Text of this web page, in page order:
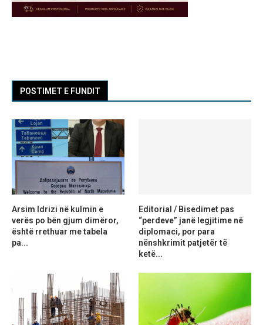
POSTIMET E FUNDIT
Arsim Idrizi në kulmin e
verës po bën gjum dimëror,
është rrethuar me tabela
pa...
Editorial / Bisedimet pas
“perdeve” janë legjitime në
diplomaci, por para
nënshkrimit patjetër të
ketë...